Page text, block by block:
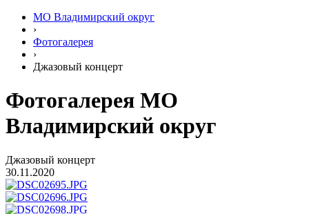
МО Владимирский округ
›
Фотогалерея
›
Джазовый концерт
Фотогалерея МО
Владимирский округ
Джазовый концерт
30.11.2020